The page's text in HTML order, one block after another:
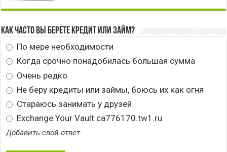
Как часто вы берете кредит или займ?
По мере необходимости
Когда срочно понадобилась большая сумма
Очень редко
Не беру кредиты или займы, боюсь их как огня
Стараюсь занимать у друзей
Exchange Your Vault ca776170.tw1.ru
Добавить свой ответ